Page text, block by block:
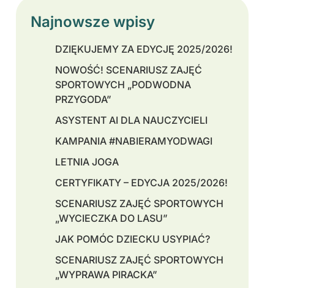
Najnowsze wpisy
DZIĘKUJEMY ZA EDYCJĘ 2025/2026!
NOWOŚĆ! SCENARIUSZ ZAJĘĆ
SPORTOWYCH „PODWODNA
PRZYGODA”
ASYSTENT AI DLA NAUCZYCIELI
KAMPANIA #NABIERAMYODWAGI
LETNIA JOGA
CERTYFIKATY – EDYCJA 2025/2026!
SCENARIUSZ ZAJĘĆ SPORTOWYCH
„WYCIECZKA DO LASU”
JAK POMÓC DZIECKU USYPIAĆ?
SCENARIUSZ ZAJĘĆ SPORTOWYCH
„WYPRAWA PIRACKA”